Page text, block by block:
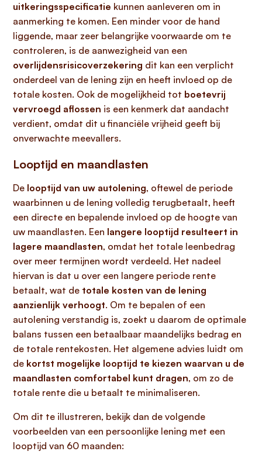
uitkeringsspecificatie kunnen aanleveren om in
aanmerking te komen. Een minder voor de hand
liggende, maar zeer belangrijke voorwaarde om te
controleren, is de aanwezigheid van een
overlijdensrisicoverzekering dit kan een verplicht
onderdeel van de lening zijn en heeft invloed op de
totale kosten. Ook de mogelijkheid tot boetevrij
vervroegd aflossen is een kenmerk dat aandacht
verdient, omdat dit u financiële vrijheid geeft bij
onverwachte meevallers.
Looptijd en maandlasten
De looptijd van uw autolening, oftewel de periode
waarbinnen u de lening volledig terugbetaalt, heeft
een directe en bepalende invloed op de hoogte van
uw maandlasten. Een langere looptijd resulteert in
lagere maandlasten, omdat het totale leenbedrag
over meer termijnen wordt verdeeld. Het nadeel
hiervan is dat u over een langere periode rente
betaalt, wat de totale kosten van de lening
aanzienlijk verhoogt. Om te bepalen of een
autolening verstandig is, zoekt u daarom de optimale
balans tussen een betaalbaar maandelijks bedrag en
de totale rentekosten. Het algemene advies luidt om
de kortst mogelijke looptijd te kiezen waarvan u de
maandlasten comfortabel kunt dragen, om zo de
totale rente die u betaalt te minimaliseren.
Om dit te illustreren, bekijk dan de volgende
voorbeelden van een persoonlijke lening met een
looptijd van 60 maanden: